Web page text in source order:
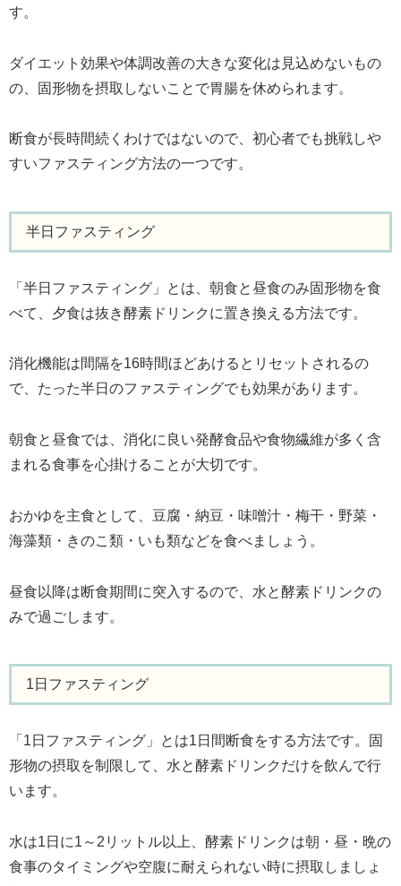
す。
ダイエット効果や体調改善の大きな変化は見込めないもの
の、固形物を摂取しないことで胃腸を休められます。
断食が長時間続くわけではないので、初心者でも挑戦しや
すいファスティング方法の一つです。
半日ファスティング
「半日ファスティング」とは、朝食と昼食のみ固形物を食
べて、夕食は抜き酵素ドリンクに置き換える方法です。
消化機能は間隔を16時間ほどあけるとリセットされるの
で、たった半日のファスティングでも効果があります。
朝食と昼食では、消化に良い発酵食品や食物繊維が多く含
まれる食事を心掛けることが大切です。
おかゆを主食として、豆腐・納豆・味噌汁・梅干・野菜・
海藻類・きのこ類・いも類などを食べましょう。
昼食以降は断食期間に突入するので、水と酵素ドリンクの
みで過ごします。
1日ファスティング
「1日ファスティング」とは1日間断食をする方法です。固
形物の摂取を制限して、水と酵素ドリンクだけを飲んで行
います。
水は1日に1～2リットル以上、酵素ドリンクは朝・昼・晩の
食事のタイミングや空腹に耐えられない時に摂取しましょ